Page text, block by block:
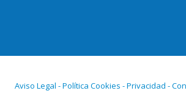
Aviso Legal - Política Cookies - Privacidad -